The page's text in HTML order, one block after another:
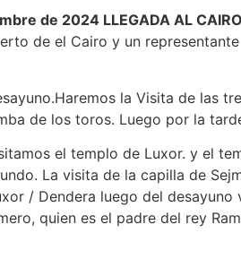
de 2024 LLEGADA AL CAIRO
de el Cairo y un
la Visita de las
de los toros. Luego por la
el templo de Luxor. y el
La visita de la capilla de
/ Dendera luego del
quien es el padre del rey